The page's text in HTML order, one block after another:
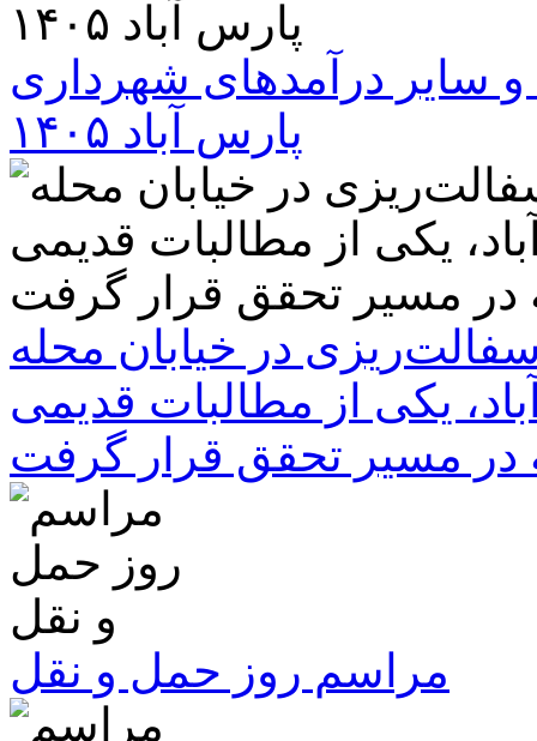
سایر درآمدهای شهرداری
پارس آباد ۱۴۰۵
در خیابان محله
یکی از مطالبات قدیمی
در مسیر تحقق قرار گرفت
مراسم روز حمل و نقل